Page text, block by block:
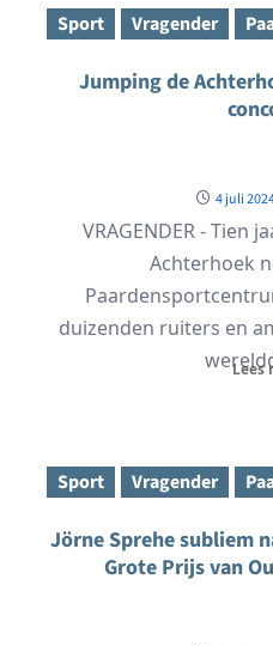
Sport Vragender
Jumping de
4 juli
VRAGENDER - Tien
Achterhoek
duizenden ruiters en
Lees
Sport Vragender
Jörne Sprehe subliem
Grote Prijs van